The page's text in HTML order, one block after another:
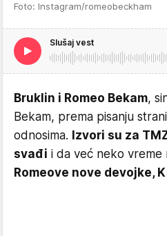
Foto: Instagram/romeobeckham
Slušaj vest
Bruklin i Romeo Bekam,
Bekam, prema pisanju
odnosima. Izvori su za
svađi i da već neko vreme
Romeove nove devojke,